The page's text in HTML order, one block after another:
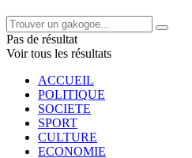
Pas de résultat
Voir tous les résultats
ACCUEIL
POLITIQUE
SOCIETE
SPORT
CULTURE
ECONOMIE